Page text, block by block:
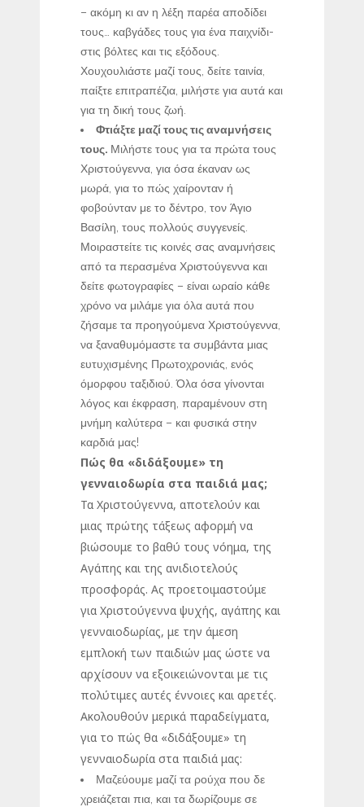
– ακόμη κι αν η λέξη παρέα αποδίδει
τους… καβγάδες τους για ένα παιχνίδι-
στις βόλτες και τις εξόδους.
Χουχουλιάστε μαζί τους, δείτε ταινία,
παίξτε επιτραπέζια, μιλήστε για αυτά και
για τη δική τους ζωή.
Φτιάξτε μαζί τους τις αναμνήσεις
τους. Μιλήστε τους για τα πρώτα τους
Χριστούγεννα, για όσα έκαναν ως
μωρά, για το πώς χαίρονταν ή
φοβούνταν με το δέντρο, τον Άγιο
Βασίλη, τους πολλούς συγγενείς.
Μοιραστείτε τις κοινές σας αναμνήσεις
από τα περασμένα Χριστούγεννα και
δείτε φωτογραφίες – είναι ωραίο κάθε
χρόνο να μιλάμε για όλα αυτά που
ζήσαμε τα προηγούμενα Χριστούγεννα,
να ξαναθυμόμαστε τα συμβάντα μιας
ευτυχισμένης Πρωτοχρονιάς, ενός
όμορφου ταξιδιού. Όλα όσα γίνονται
λόγος και έκφραση, παραμένουν στη
μνήμη καλύτερα – και φυσικά στην
καρδιά μας!
Πώς θα «διδάξουμε» τη
γενναιοδωρία στα παιδιά μας;
Τα Χριστούγεννα, αποτελούν και
μιας πρώτης τάξεως αφορμή να
βιώσουμε το βαθύ τους νόημα, της
Αγάπης και της ανιδιοτελούς
προσφοράς. Ας προετοιμαστούμε
για Χριστούγεννα ψυχής, αγάπης και
γενναιοδωρίας, με την άμεση
εμπλοκή των παιδιών μας ώστε να
αρχίσουν να εξοικειώνονται με τις
πολύτιμες αυτές έννοιες και αρετές.
Ακολουθούν μερικά παραδείγματα,
για το πώς θα «διδάξουμε» τη
γενναιοδωρία στα παιδιά μας:
Μαζεύουμε μαζί τα ρούχα που δε
χρειάζεται πια, και τα δωρίζουμε σε